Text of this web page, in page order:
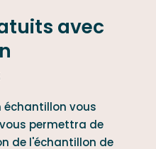
avec
échantillon vous
permettra de
de l'échantillon de